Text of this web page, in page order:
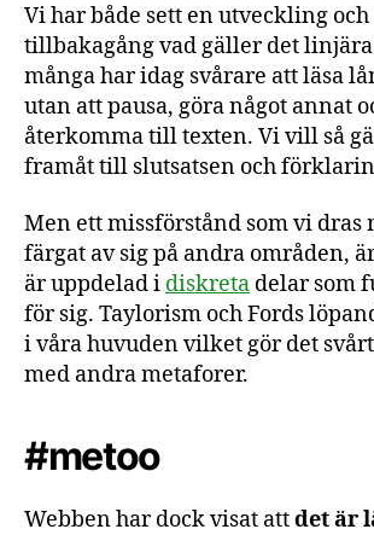
Vi har både sett en utveckling och
tillbakagång vad gäller det
många har idag svårare att läsa
utan att pausa, göra något annat
återkomma till texten. Vi vill så
framåt till slutsatsen och
Men ett missförstånd som vi dras
färgat av sig på andra områden,
är uppdelad i diskreta delar som
för sig. Taylorism och Fords
i våra huvuden vilket gör det
med andra metaforer.
#metoo
Webben har dock visat attdet är